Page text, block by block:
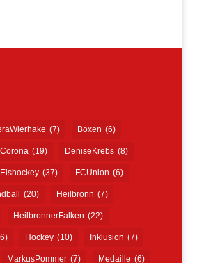
(7) Boxen (6)
Corona (19) DeniseKrebs (8)
Eishockey (37) FCUnion (6)
(20) Heilbronn (7)
HeilbronnerFalken (22)
Hockey (10) Inklusion (7)
MarkusPommer (7) Medaille (6)